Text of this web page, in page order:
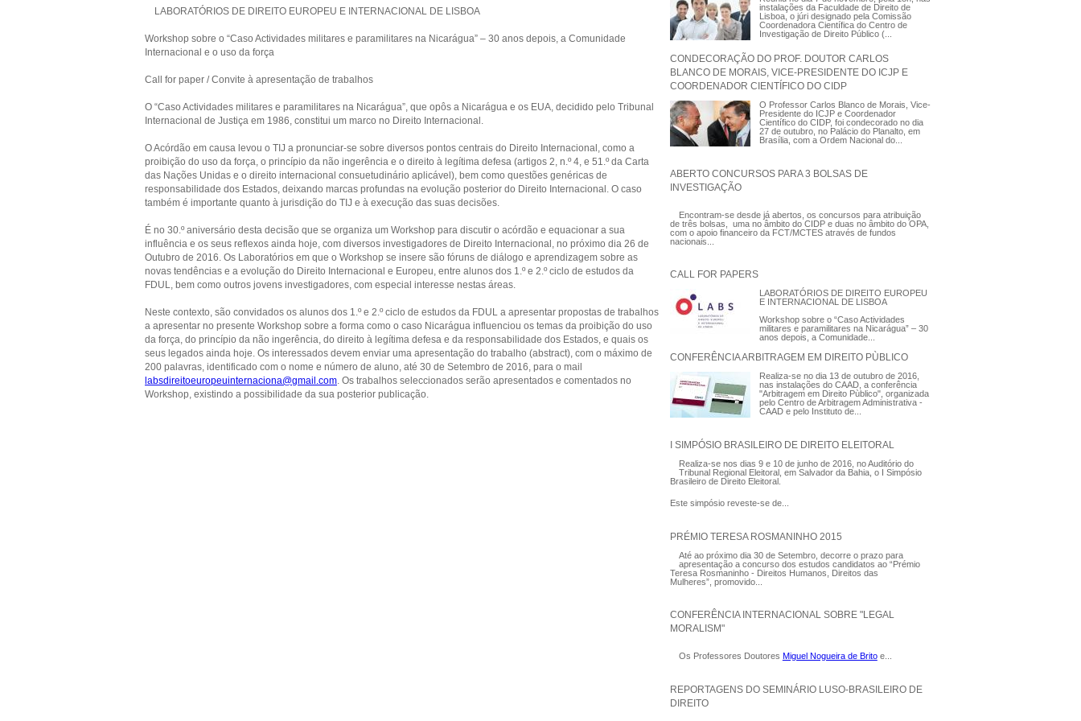
LABORATÓRIOS DE DIREITO EUROPEU E INTERNACIONAL DE LISBOA
Workshop sobre o “Caso Actividades militares e paramilitares na Nicarágua” – 30 anos depois, a Comunidade
Internacional e o uso da força
Call for paper / Convite à apresentação de trabalhos
O “Caso Actividades militares e paramilitares na Nicarágua”, que opôs a Nicarágua e os EUA, decidido pelo Tribunal
Internacional de Justiça em 1986, constitui um marco no Direito Internacional.
O Acórdão em causa levou o TIJ a pronunciar-se sobre diversos pontos centrais do Direito Internacional, como a
proibição do uso da força, o princípio da não ingerência e o direito à legítima defesa (artigos 2, n.º 4, e 51.º da Carta
das Nações Unidas e o direito internacional consuetudinário aplicável), bem como questões genéricas de
responsabilidade dos Estados, deixando marcas profundas na evolução posterior do Direito Internacional. O caso
também é importante quanto à jurisdição do TIJ e à execução das suas decisões.
É no 30.º aniversário desta decisão que se organiza um Workshop para discutir o acórdão e equacionar a sua
influência e os seus reflexos ainda hoje, com diversos investigadores de Direito Internacional, no próximo dia 26 de
Outubro de 2016. Os Laboratórios em que o Workshop se insere são fóruns de diálogo e aprendizagem sobre as
novas tendências e a evolução do Direito Internacional e Europeu, entre alunos dos 1.º e 2.º ciclo de estudos da
FDUL, bem como outros jovens investigadores, com especial interesse nestas áreas.
Neste contexto, são convidados os alunos dos 1.º e 2.º ciclo de estudos da FDUL a apresentar propostas de trabalhos
a apresentar no presente Workshop sobre a forma como o caso Nicarágua influenciou os temas da proibição do uso
da força, do princípio da não ingerência, do direito à legítima defesa e da responsabilidade dos Estados, e quais os
seus legados ainda hoje. Os interessados devem enviar uma apresentação do trabalho (abstract), com o máximo de
200 palavras, identificado com o nome e número de aluno, até 30 de Setembro de 2016, para o mail
labsdireitoeuropeuinternaciona@gmail.com . Os trabalhos seleccionados serão apresentados e comentados no
Workshop, existindo a possibilidade da sua posterior publicação.
instalações da Faculdade de Direito de
Lisboa, o júri designado pela Comissão
Coordenadora Científica do Centro de
Investigação de Direito Público (...
CONDECORAÇÃO DO PROF. DOUTOR CARLOS
BLANCO DE MORAIS, VICE-PRESIDENTE DO ICJP E
COORDENADOR CIENTÍFICO DO CIDP
O Professor Carlos Blanco de Morais, Vice-
Presidente do ICJP e Coordenador
Científico do CIDP, foi condecorado no dia
27 de outubro, no Palácio do Planalto, em
Brasília, com a Ordem Nacional do...
ABERTO CONCURSOS PARA 3 BOLSAS DE
INVESTIGAÇÃO
Encontram-se desde já abertos, os concursos para atribuição
de três bolsas, uma no âmbito do CIDP e duas no âmbito do OPA,
com o apoio financeiro da FCT/MCTES através de fundos
nacionais...
CALL FOR PAPERS
LABORATÓRIOS DE DIREITO EUROPEU
E INTERNACIONAL DE LISBOA
Workshop sobre o “Caso Actividades
militares e paramilitares na Nicarágua” – 30
anos depois, a Comunidade...
CONFERÊNCIA ARBITRAGEM EM DIREITO PÙBLICO
Realiza-se no dia 13 de outubro de 2016,
nas instalações do CAAD, a conferência
"Arbitragem em Direito Pùblico", organizada
pelo Centro de Arbitragem Administrativa -
CAAD e pelo Instituto de...
I SIMPÓSIO BRASILEIRO DE DIREITO ELEITORAL
Realiza-se nos dias 9 e 10 de junho de 2016, no Auditório do
Tribunal Regional Eleitoral, em Salvador da Bahia, o I Simpósio
Brasileiro de Direito Eleitoral.
Este simpósio reveste-se de...
PRÉMIO TERESA ROSMANINHO 2015
Até ao próximo dia 30 de Setembro, decorre o prazo para
apresentação a concurso dos estudos candidatos ao “Prémio
Teresa Rosmaninho - Direitos Humanos, Direitos das
Mulheres”, promovido...
CONFERÊNCIA INTERNACIONAL SOBRE "LEGAL
MORALISM"
Os Professores Doutores Miguel Nogueira de Britoe...
REPORTAGENS DO SEMINÁRIO LUSO-BRASILEIRO DE
DIREITO